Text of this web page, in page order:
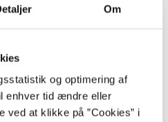
Om
og optimering af
enhver tid ændre eller
at klikke på ”Cookies” i